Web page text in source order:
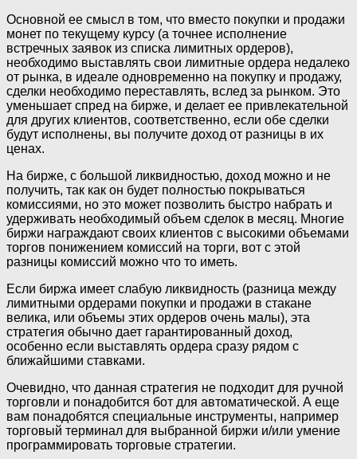
Основной ее смысл в том, что вместо покупки и продажи
монет по текущему курсу (а точнее исполнение
встречных заявок из списка лимитных ордеров),
необходимо выставлять свои лимитные ордера недалеко
от рынка, в идеале одновременно на покупку и продажу,
сделки необходимо переставлять, вслед за рынком. Это
уменьшает спред на бирже, и делает ее привлекательной
для других клиентов, соответственно, если обе сделки
будут исполнены, вы получите доход от разницы в их
ценах.
На бирже, с большой ликвидностью, доход можно и не
получить, так как он будет полностью покрываться
комиссиями, но это может позволить быстро набрать и
удерживать необходимый объем сделок в месяц. Многие
биржи награждают своих клиентов с высокими объемами
торгов понижением комиссий на торги, вот с этой
разницы комиссий можно что то иметь.
Если биржа имеет слабую ликвидность (разница между
лимитными ордерами покупки и продажи в стакане
велика, или объемы этих ордеров очень малы), эта
стратегия обычно дает гарантированный доход,
особенно если выставлять ордера сразу рядом с
ближайшими ставками.
Очевидно, что данная стратегия не подходит для ручной
торговли и понадобится бот для автоматической. А еще
вам понадобятся специальные инструменты, например
торговый терминал для выбранной биржи и/или умение
программировать торговые стратегии.